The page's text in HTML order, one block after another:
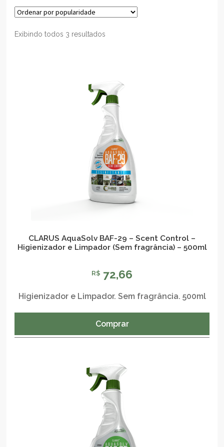
Exibindo todos 3 resultados
CLARUS AquaSolv BAF-29 – Scent Control –
Higienizador e Limpador (Sem fragrância) – 500ml
R$ 72,66
Higienizador e Limpador. Sem fragrância. 500ml
Comprar